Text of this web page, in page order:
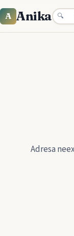
A Anika 🔍
Adresa